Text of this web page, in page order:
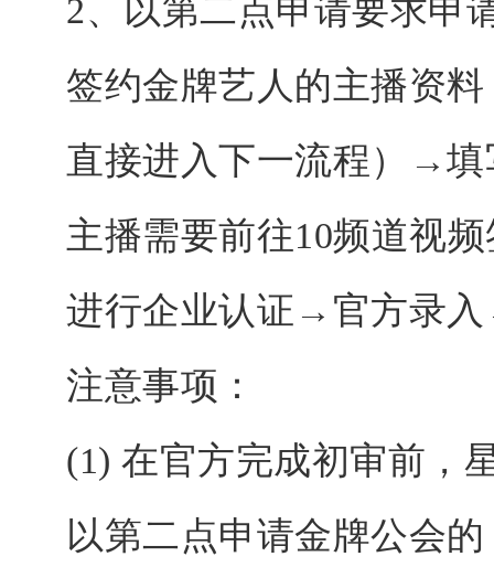
2、以第二点申请要求申
签约金牌艺人的主播资
直接进入下一流程）→
主播需要前往10频道视
进行企业认证→官方录
注意事项：
(1) 在官方完成初审前，
以第二点申请金牌公会